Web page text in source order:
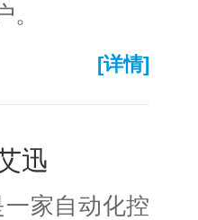
[详情]
迅
家自动化控